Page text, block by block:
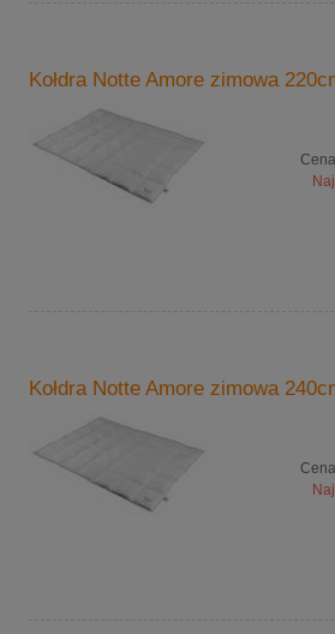
Kołdra Notte Amore zimowa
Kołdra Notte Amore zimowa